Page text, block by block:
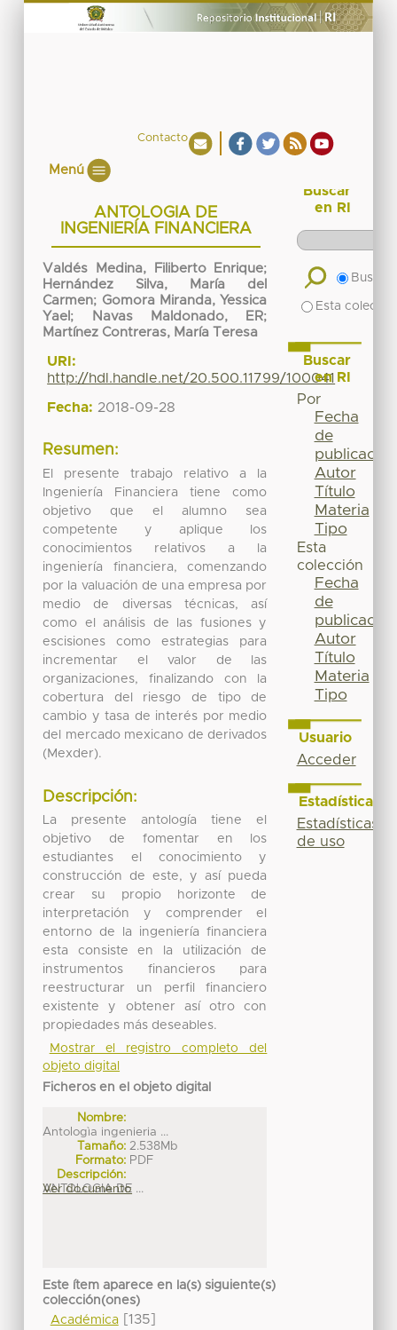
Contacto
Menú
ANTOLOGIA DE
INGENIERÍA FINANCIERA
Valdés Medina, Filiberto Enrique;
Hernández Silva, María del
Carmen; Gomora Miranda, Yessica
Yael ; Navas Maldonado, ER;
Martínez Contreras, María Teresa
URI:
http://hdl.handle.net/20.500.11799/100041
Fecha: 2018-09-28
Resumen:
El presente trabajo relativo a la
Ingeniería Financiera tiene como
objetivo que el alumno sea
competente y aplique los
conocimientos relativos a la
ingeniería financiera, comenzando
por la valuación de una empresa por
medio de diversas técnicas, así
como el análisis de las fusiones y
escisiones como estrategias para
incrementar el valor de las
organizaciones, finalizando con la
cobertura del riesgo de tipo de
cambio y tasa de interés por medio
del mercado mexicano de derivados
(Mexder).
Descripción:
La presente antología tiene el
objetivo de fomentar en los
estudiantes el conocimiento y
construcción de este, y así pueda
crear su propio horizonte de
interpretación y comprender el
entorno de la ingeniería financiera
esta consiste en la utilización de
instrumentos financieros para
reestructurar un perfil financiero
existente y obtener así otro con
propiedades más deseables.
Mostrar el registro completo del
objeto digital
Ficheros en el objeto digital
Nombre:
Antologìa ingenieria ...
Tamaño: 2.538Mb
Formato: PDF
Descripción:
ANTOLOGIA DE ...
Ver documento
Este ítem aparece en la(s) siguiente(s)
colección(ones)
Académica[135]
Buscar
en RI
Buscar
Esta
Buscar
en RI
Por
Fecha
de
publicación
Autor
Título
Materia
Tipo
Esta
colección
Fecha
de
publicación
Autor
Título
Materia
Tipo
Usuario
Acceder
Estadísticas
Estadísticas
de uso